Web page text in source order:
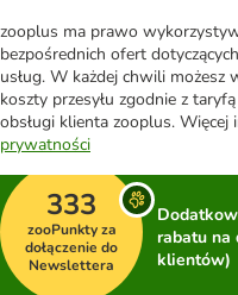
zooplus ma prawo
bezpośrednich ofert
usług. W każdej chwili możesz
koszty przesyłu zgodnie z
obsługi klienta zooplus. Więcej
prywatności
333
zooPunkty za
dołączenie do
Newslettera
rabatu na
klientów)